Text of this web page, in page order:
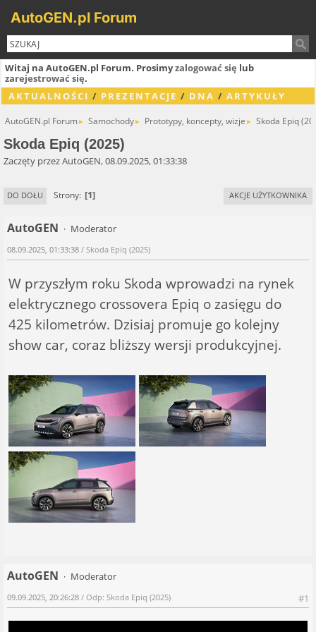
AutoGEN.pl Forum
Witaj na AutoGEN.pl Forum. Prosimyzalogować się lub
zarejestrować się.
AKTUALNOŚCI / PREZENTACJE / DNA / ARTYKUŁY
AutoGEN.pl Forum► Samochody► Prototypy, koncepty, wizje ► Skoda Epiq
Skoda Epiq (2025)
Zaczęty przez AutoGEN, 08.09.2025, 01:33:38
DO DOŁU Strony 1 AKCJE UŻYTKOWNIKA
AutoGEN Moderator
08.09.2025, 01:33:38 / Skoda Epiq (2025)
W przyszłym roku Skoda wprowadzi na rynek
elektrycznego crossovera Epiq o zasięgu do
425 kilometrów. Dzisiaj promuje go kolejny
show car, coraz bliższy wersji produkcyjnej.
AutoGEN
Moderator
#1
09.09.2025, 20:26:28 / Odp: Skoda Epiq (2025)